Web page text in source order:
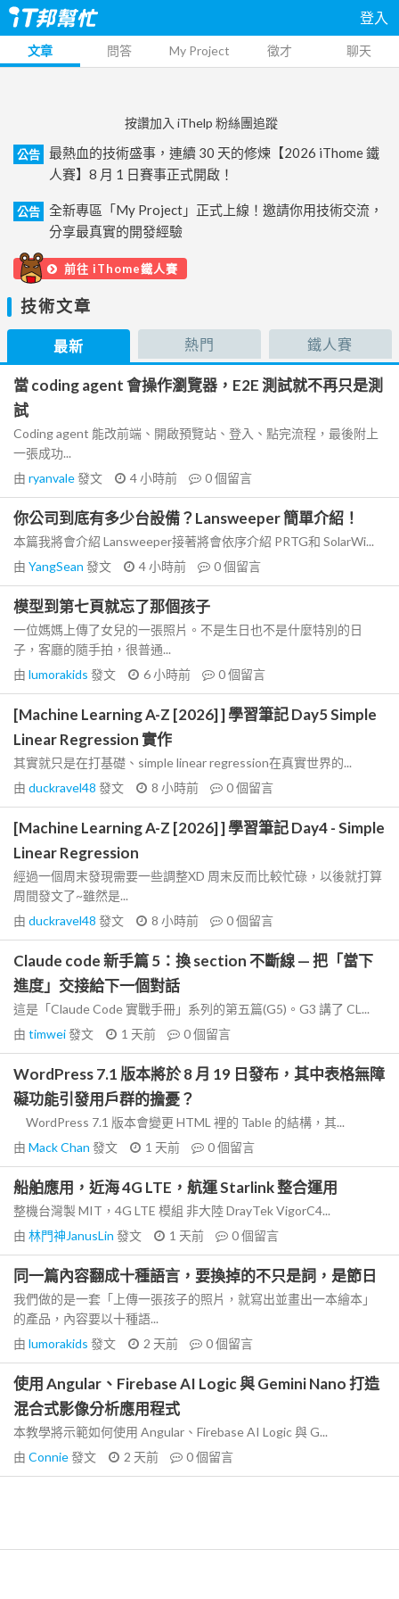
登入
文章 問答 My Project 徵才 聊天
按讚加入 iThelp 粉絲團追蹤
公告
最熱血的技術盛事，連續 30 天的修煉【2026 iThome 鐵
人賽】8 月 1 日賽事正式開啟！
公告
全新專區「My Project」正式上線！邀請你用技術交流，
分享最真實的開發經驗
前往 iThome鐵人賽
技術文章
最新 熱門 鐵人賽
當 coding agent 會操作瀏覽器，E2E 測試就不再只是測
試
Coding agent 能改前端、開啟預覽站、登入、點完流程，最後附上
一張成功...
由 ryanvale發文 4 小時前 0個留言
你公司到底有多少台設備？Lansweeper 簡單介紹！
本篇我將會介紹 Lansweeper接著將會依序介紹 PRTG和 SolarWi...
由 YangSean 發文 4 小時前 0個留言
模型到第七頁就忘了那個孩子
一位媽媽上傳了女兒的一張照片。不是生日也不是什麼特別的日
子，客廳的隨手拍，很普通...
由 lumorakids 發文 6 小時前 0個留言
[Machine Learning A-Z [2026] ] 學習筆記 Day5 Simple
Linear Regression 實作
其實就只是在打基礎、simple linear regression在真實世界的...
由 duckravel48 發文 8 小時前 0個留言
[Machine Learning A-Z [2026] ] 學習筆記 Day4 - Simple
Linear Regression
經過一個周末發現需要一些調整XD 周末反而比較忙碌，以後就打算
周間發文了~雖然是...
由 duckravel48 發文 8 小時前 0個留言
Claude code 新手篇 5：換 section 不斷線 — 把「當下
進度」交接給下一個對話
這是「Claude Code 實戰手冊」系列的第五篇(G5)。G3 講了 CL...
由 timwei發文 1 天前 0個留言
WordPress 7.1 版本將於 8 月 19 日發布，其中表格無障
礙功能引發用戶群的擔憂？
WordPress 7.1 版本會變更 HTML 裡的 Table 的結構，其...
由 Mack Chan 發文 1 天前 0個留言
船舶應用，近海 4G LTE，航運 Starlink 整合運用
整機台灣製 MIT，4G LTE 模組 非大陸 DrayTek VigorC4...
由 林門神JanusLin 發文 1 天前 0個留言
同一篇內容翻成十種語言，要換掉的不只是詞，是節日
我們做的是一套「上傳一張孩子的照片，就寫出並畫出一本繪本」
的產品，內容要以十種語...
由 lumorakids 發文 2 天前 0個留言
使用 Angular、Firebase AI Logic 與 Gemini Nano 打造
混合式影像分析應用程式
本教學將示範如何使用 Angular、Firebase AI Logic 與 G...
由 Connie發文 2 天前 0個留言